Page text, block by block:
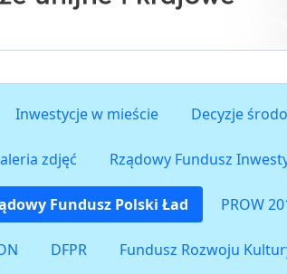
Inwestycje w mieście Decyzje
zdjęć Rządowy Fundusz
Fundusz Polski Ład PROW
DFPR Fundusz Rozwoju